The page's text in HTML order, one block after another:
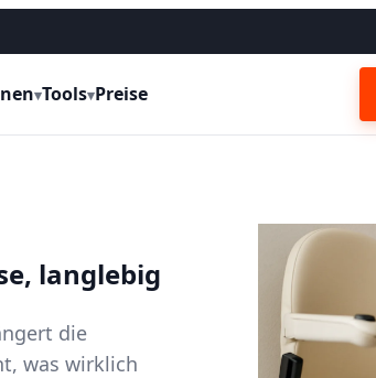
▾Tools▾Preise
langlebig
die
was wirklich